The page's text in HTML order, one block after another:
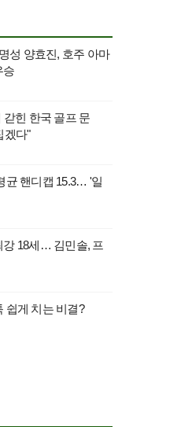
성 양효진, 호주 아마
승
갇힌 한국 골프 문
겠다"
균 핸디캡 15.3… '일
강 18세… 김민솔, 프
쉽게 치는 비결?